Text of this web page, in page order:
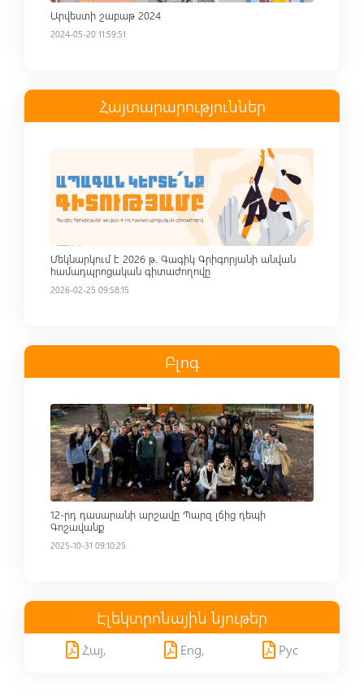
Արվեստի շաբաթ 2024
2024-05-20 11:59:51
Հայտարարություններ
Մեկնարկում է 2026 թ. Գագիկ Գրիգորյանի անվան
համադպրոցական գիտաժողովը
2026-02-25 09:58:15
Բլոգ
Read more
12-րդ դասարանի արշավը Պարզ լճից դեպի
Գոշավանք
2025-10-31 09:10:25
Էլեկտրոնային նյութեր
Հայ, Eng, Рус